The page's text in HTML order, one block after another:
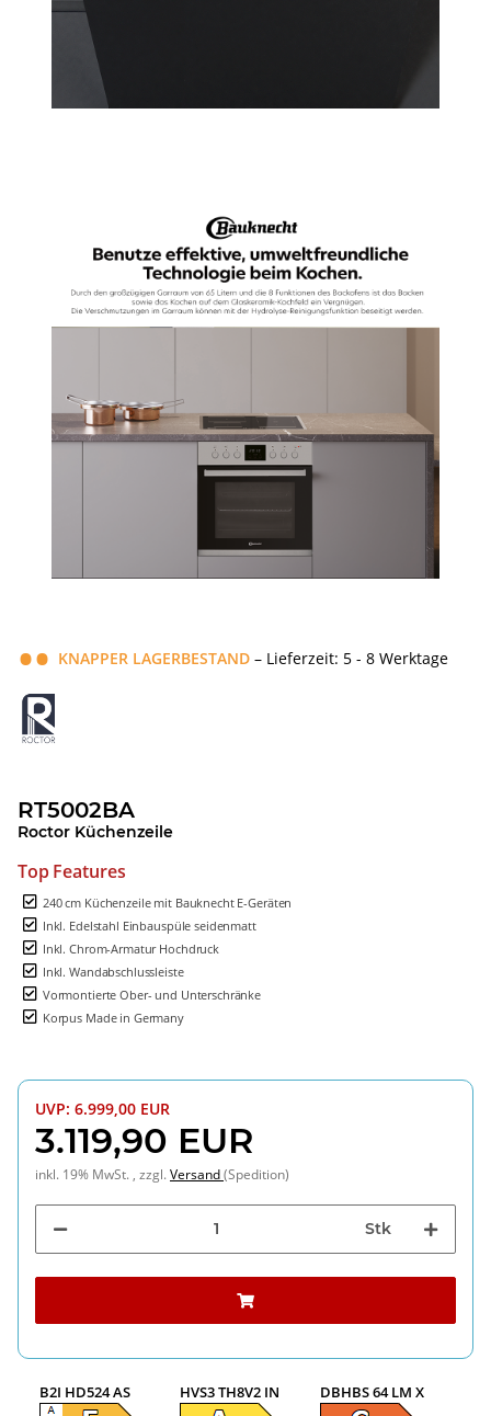
KNAPPER LAGERBESTAND – Lieferzeit: 5 - 8 Werktage
RT5002BA
Roctor Küchenzeile
Top Features
240 cm Küchenzeile mit Bauknecht E-Geräten
Inkl. Edelstahl Einbauspüle seidenmatt
Inkl. Chrom-Armatur Hochdruck
Inkl. Wandabschlussleiste
Vormontierte Ober- und Unterschränke
Korpus Made in Germany
UVP: 6.999,00 EUR
3.119,90 EUR
inkl. 19% MwSt. , zzgl.Versand(Spedition)
Stk
B2I HD524 AS HVS3 TH8V2 IN DBHBS 64 LM X